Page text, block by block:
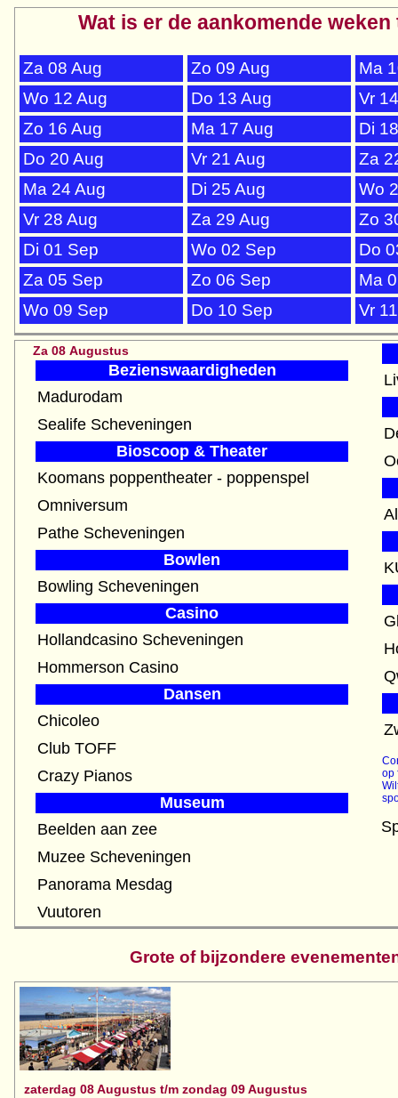
Wat is er de aankomende
Za 08 Aug Zo 09 Aug
Ma
Wo 12 Aug
Do 13 Aug
Vr
Zo 16 Aug
Ma 17 Aug
Di
Do 20 Aug
Vr 21 Aug
Za
Ma 24 Aug
Di 25 Aug
Wo
Vr 28 Aug
Za 29 Aug
Zo
Di 01 Sep
Wo 02 Sep
Do
Za 05 Sep
Zo 06 Sep
Ma
Wo 09 Sep
Do 10 Sep Vr
Za 08 Augustus
Bezienswaardigheden
Madurodam
Sealife Scheveningen
Bioscoop & Theater
Koomans poppentheater - poppenspel
Omniversum
Pathe Scheveningen
Bowlen
Bowling Scheveningen
Casino
Hollandcasino Scheveningen
Hommerson Casino
Dansen
Chicoleo
Club TOFF
Crazy Pianos
Museum
Beelden aan zee
Muzee Scheveningen
Panorama Mesdag
Vuutoren
op
Grote of bijzondere
zaterdag 08 Augustus t/m zondag 09 Augustus